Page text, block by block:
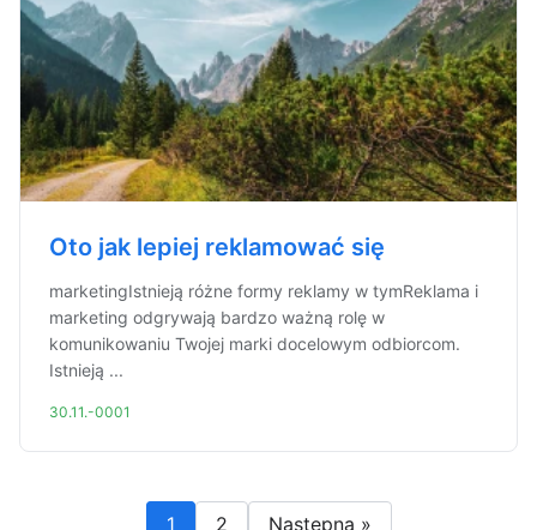
Oto jak lepiej reklamować się
marketingIstnieją różne formy reklamy w tymReklama i
marketing odgrywają bardzo ważną rolę w
komunikowaniu Twojej marki docelowym odbiorcom.
Istnieją ...
30.11.-0001
1 2 Następna »